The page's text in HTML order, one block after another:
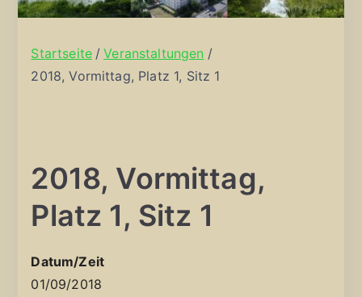
Startseite
Veranstaltungen
2018, Vormittag, Platz 1, Sitz 1
2018, Vormittag,
Platz 1, Sitz 1
Datum/Zeit
01/09/2018